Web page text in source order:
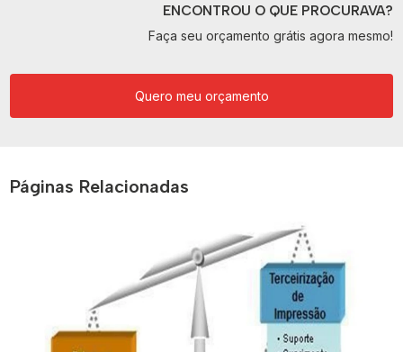
ENCONTROU O QUE PROCURAVA?
Faça seu orçamento grátis agora mesmo!
Quero meu orçamento
Páginas Relacionadas